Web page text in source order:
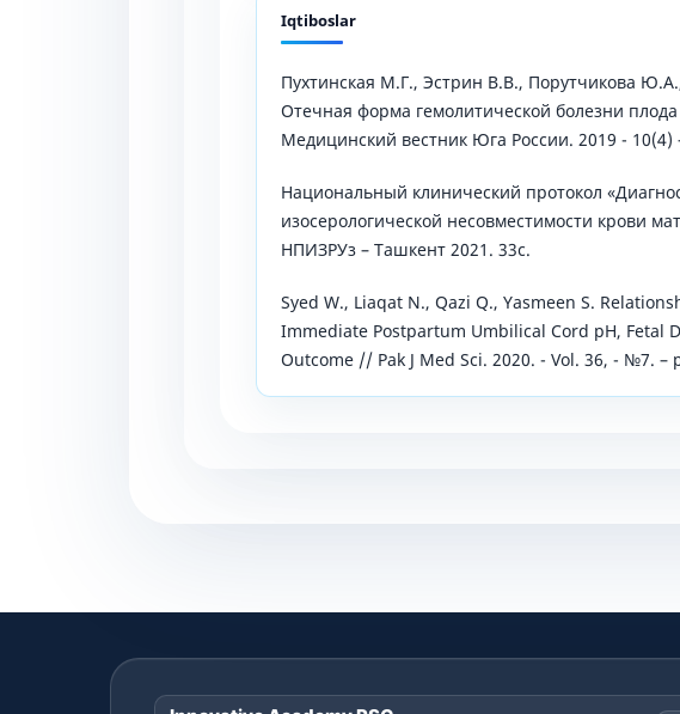
Iqtiboslar
Пухтинская М.Г., Эстрин В.В., Порутчикова
Отечная форма гемолитической болезни
Медицинский вестник Юга России. 2019 - 10(4)
Национальный клинический протокол
изосерологической несовместимости крови
НПИЗРУз – Ташкент 2021. 33с.
Syed W., Liaqat N., Qazi Q., Yasmeen S.
Immediate Postpartum Umbilical Cord pH, Fetal
Outcome // Pak J Med Sci. 2020. - Vol. 36, - №7. –